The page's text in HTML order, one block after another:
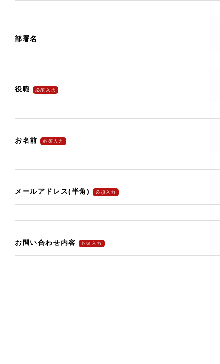
部署名
役職 必須入力
お名前 必須入力
メールアドレス(半角) 必須入力
お問い合わせ内容 必須入力